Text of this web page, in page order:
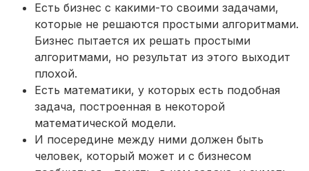
Есть бизнес с какими-то своими задачами,
которые не решаются простыми алгоритмами.
Бизнес пытается их решать простыми
алгоритмами, но результат из этого выходит
плохой.
Есть математики, у которых есть подобная
задача, построенная в некоторой
математической модели.
И посередине между ними должен быть
человек, который может и с бизнесом